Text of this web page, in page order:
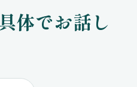
体でお話し